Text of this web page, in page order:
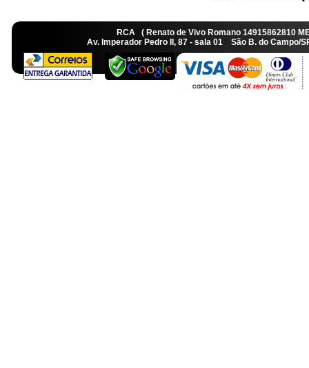
RCA ( Renato de Vivo Romano
Av. Imperador Pedro II, 87 - sala 01 São B. do